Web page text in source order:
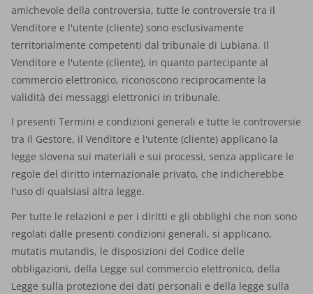
amichevole della controversia, tutte le controversie tra il
Venditore e l'utente (cliente) sono esclusivamente
territorialmente competenti dal tribunale di Lubiana. Il
Venditore e l'utente (cliente), in quanto partecipante al
commercio elettronico, riconoscono reciprocamente la
validità dei messaggi elettronici in tribunale.
I presenti Termini e condizioni generali e tutte le controversie
tra il Gestore, il Venditore e l'utente (cliente) applicano la
legge slovena sui materiali e sui processi, senza applicare le
regole del diritto internazionale privato, che indicherebbe
l'uso di qualsiasi altra legge.
Per tutte le relazioni e per i diritti e gli obblighi che non sono
regolati dalle presenti condizioni generali, si applicano,
mutatis mutandis, le disposizioni del Codice delle
obbligazioni, della Legge sul commercio elettronico, della
Legge sulla protezione dei dati personali e della legge sulla